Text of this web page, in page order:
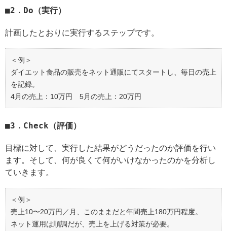
2．Do（実行）
計画したとおりに実行するステップです。
＜例＞
ダイエット食品の販売をネット通販にてスタートし、毎日の売上
を記録。
4月の売上：10万円 5月の売上：20万円
3．Check（評価）
目標に対して、実行した結果がどうだったのか評価を行い
ます。そして、何が良くて何がいけなかったのかを分析し
ていきます。
＜例＞
売上10〜20万円／月、このままだと年間売上180万円程度。
ネット運用は順調だが、売上を上げる対策が必要。